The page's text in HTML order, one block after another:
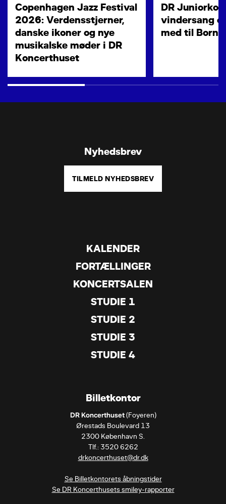
Copenhagen Jazz Festival
2026: Verdensstjerner,
danske ikoner og nye
musikalske møder i DR
Koncerthuset
DR
vindersang
med til
KALENDER
FORTÆLLINGER
KONCERTSALEN
STUDIE 1
STUDIE 2
STUDIE 3
STUDIE 4
Nyhedsbrev
TILMELD NYHEDSBREV
Billetkontor
DR Koncerthuset (Foyeren)
Ørestads Boulevard 13
2300 København S.
drkoncerthuset@dr.dk
Se Billetkontorets åbningstider
Se DR Koncerthusets smiley-rapporter